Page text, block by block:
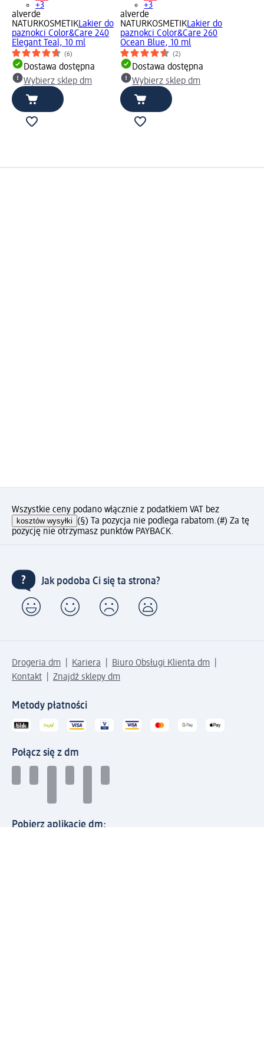
+3
alverde
NATURKOSMETIKLakier do
paznokci Color&Care 240
Elegant Teal, 10 ml
(6)
Dostawa dostępna
Wybierz sklep dm
+3
alverde
NATURKOSMETIKLakier do
paznokci Color&Care 260
Ocean Blue, 10 ml
(2)
Dostawa dostępna
Wybierz sklep dm
Wszystkie ceny podano włącznie z podatkiem VAT bez
kosztów wysyłki (§) Ta pozycja nie podlega rabatom.(#) Za tę
pozycję nie otrzymasz punktów PAYBACK.
Jak podoba Ci się ta strona?
Drogeria dm Kariera
Biuro Obsługi Klienta dm
Kontakt
Znajdź sklepy dm
Metody płatności
Połącz się z dm
Pobierz aplikację dm: